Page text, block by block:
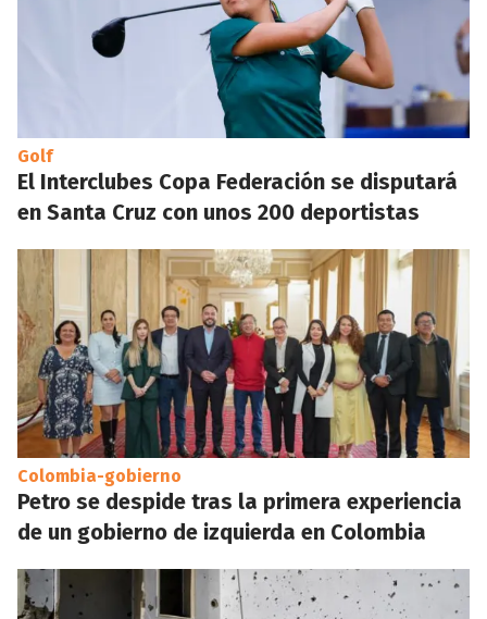
Golf
El Interclubes Copa Federación se disputará
en Santa Cruz con unos 200 deportistas
Colombia-gobierno
Petro se despide tras la primera experiencia
de un gobierno de izquierda en Colombia